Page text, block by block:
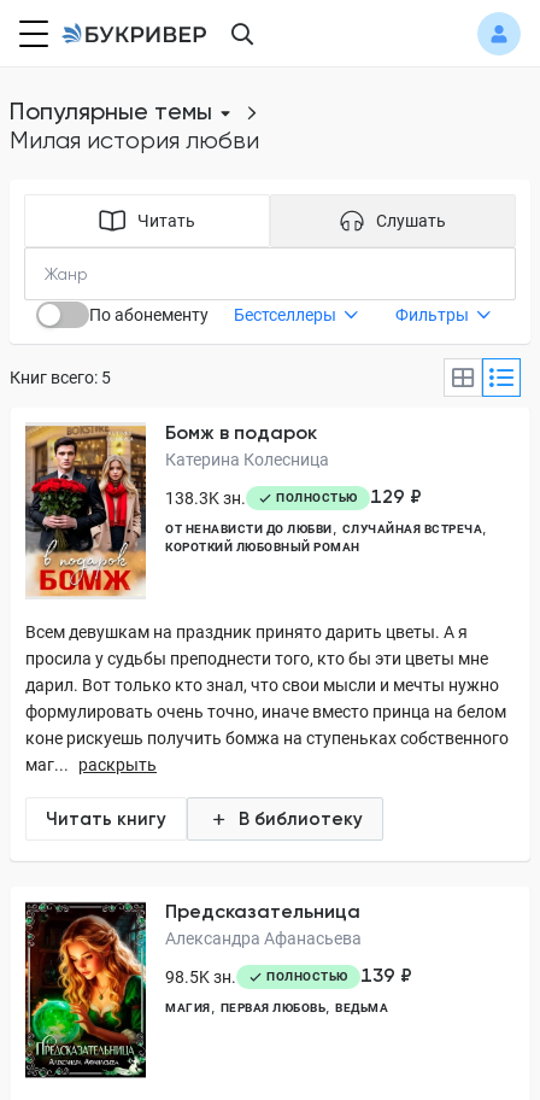
Популярные темы
милая история любви
Читать Слушать
По абонементу Бестселлеры Фильтры
Книг всего: 5
Бомж в подарок
Катерина Колесница
138.3K зн.
ПОЛНОСТЬЮ 129 ₽
ОТ НЕНАВИСТИ ДО ЛЮБВИ
СЛУЧАЙНАЯ ВСТРЕЧА
КОРОТКИЙ ЛЮБОВНЫЙ РОМАН
Всем девушкам на праздник принято дарить цветы. А я
просила у судьбы преподнести того, кто бы эти цветы мне
дарил. Вот только кто знал, что свои мысли и мечты нужно
формулировать очень точно, иначе вместо принца на белом
коне рискуешь получить бомжа на ступеньках собственного
маг...
раскрыть
Читать книгу В библиотеку
Предсказательница
Александра Афанасьева
98.5K зн.
ПОЛНОСТЬЮ 139 ₽
МАГИЯ ПЕРВАЯ ЛЮБОВЬ ВЕДЬМА